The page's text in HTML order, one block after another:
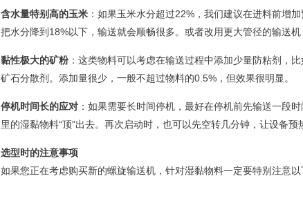
含水量特别高的玉米 ：如果玉米水分超过22%，我们建议在进料前增
把水分降到18%以下，输送就会顺畅很多。或者改用更大管径的输送机
黏性极大的矿粉：这类物料可以考虑在输送过程中添加少量防粘剂，
矿石分散剂。添加量很少，一般不超过物料的0.5%，但效果很明显。
停机时间长的应对 ：如果需要长时间停机，最好在停机前先输送一段
里的湿黏物料“顶”出去。再次启动时，也可以先空转几分钟，让设备预
选型时的注意事项
如果您正在考虑购买新的螺旋输送机，针对湿黏物料一定要特别注意以